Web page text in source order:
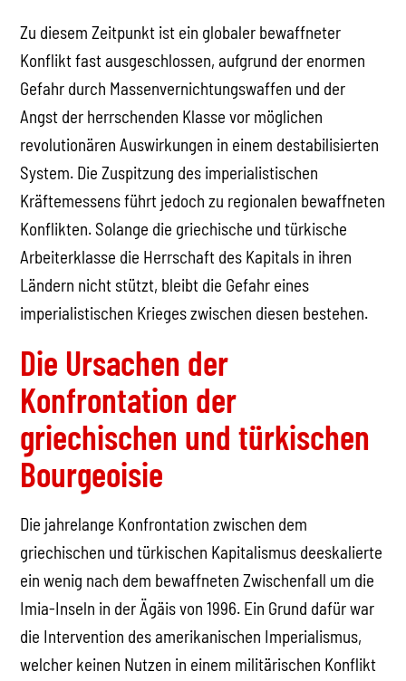
Zu diesem Zeitpunkt ist ein globaler bewaffneter
Konflikt fast ausgeschlossen, aufgrund der enormen
Gefahr durch Massenvernichtungswaffen und der
Angst der herrschenden Klasse vor möglichen
revolutionären Auswirkungen in einem destabilisierten
System. Die Zuspitzung des imperialistischen
Kräftemessens führt jedoch zu regionalen bewaffneten
Konflikten. Solange die griechische und türkische
Arbeiterklasse die Herrschaft des Kapitals in ihren
Ländern nicht stützt, bleibt die Gefahr eines
imperialistischen Krieges zwischen diesen bestehen.
Die Ursachen der
Konfrontation der
griechischen und türkischen
Bourgeoisie
Die jahrelange Konfrontation zwischen dem
griechischen und türkischen Kapitalismus deeskalierte
ein wenig nach dem bewaffneten Zwischenfall um die
Imia-Inseln in der Ägäis von 1996. Ein Grund dafür war
die Intervention des amerikanischen Imperialismus,
welcher keinen Nutzen in einem militärischen Konflikt